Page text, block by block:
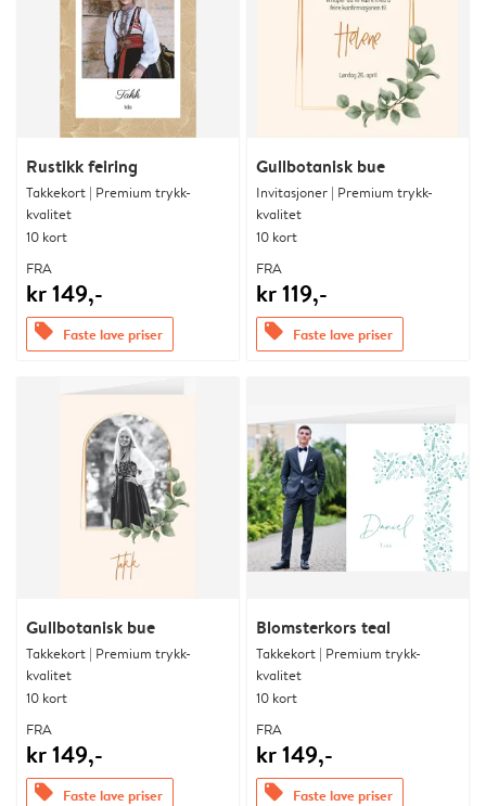
Rustikk feiring
Takkekort | Premium trykk-
kvalitet
10 kort
FRA
kr 149,-
offers Faste lave priser
Gullbotanisk bue
Invitasjoner | Premium trykk-
kvalitet
10 kort
FRA
kr 119,-
offers Faste lave priser
Gullbotanisk bue
Takkekort | Premium trykk-
kvalitet
10 kort
FRA
kr 149,-
offers Faste lave priser
Blomsterkors teal
Takkekort | Premium trykk-
kvalitet
10 kort
FRA
kr 149,-
offers Faste lave priser